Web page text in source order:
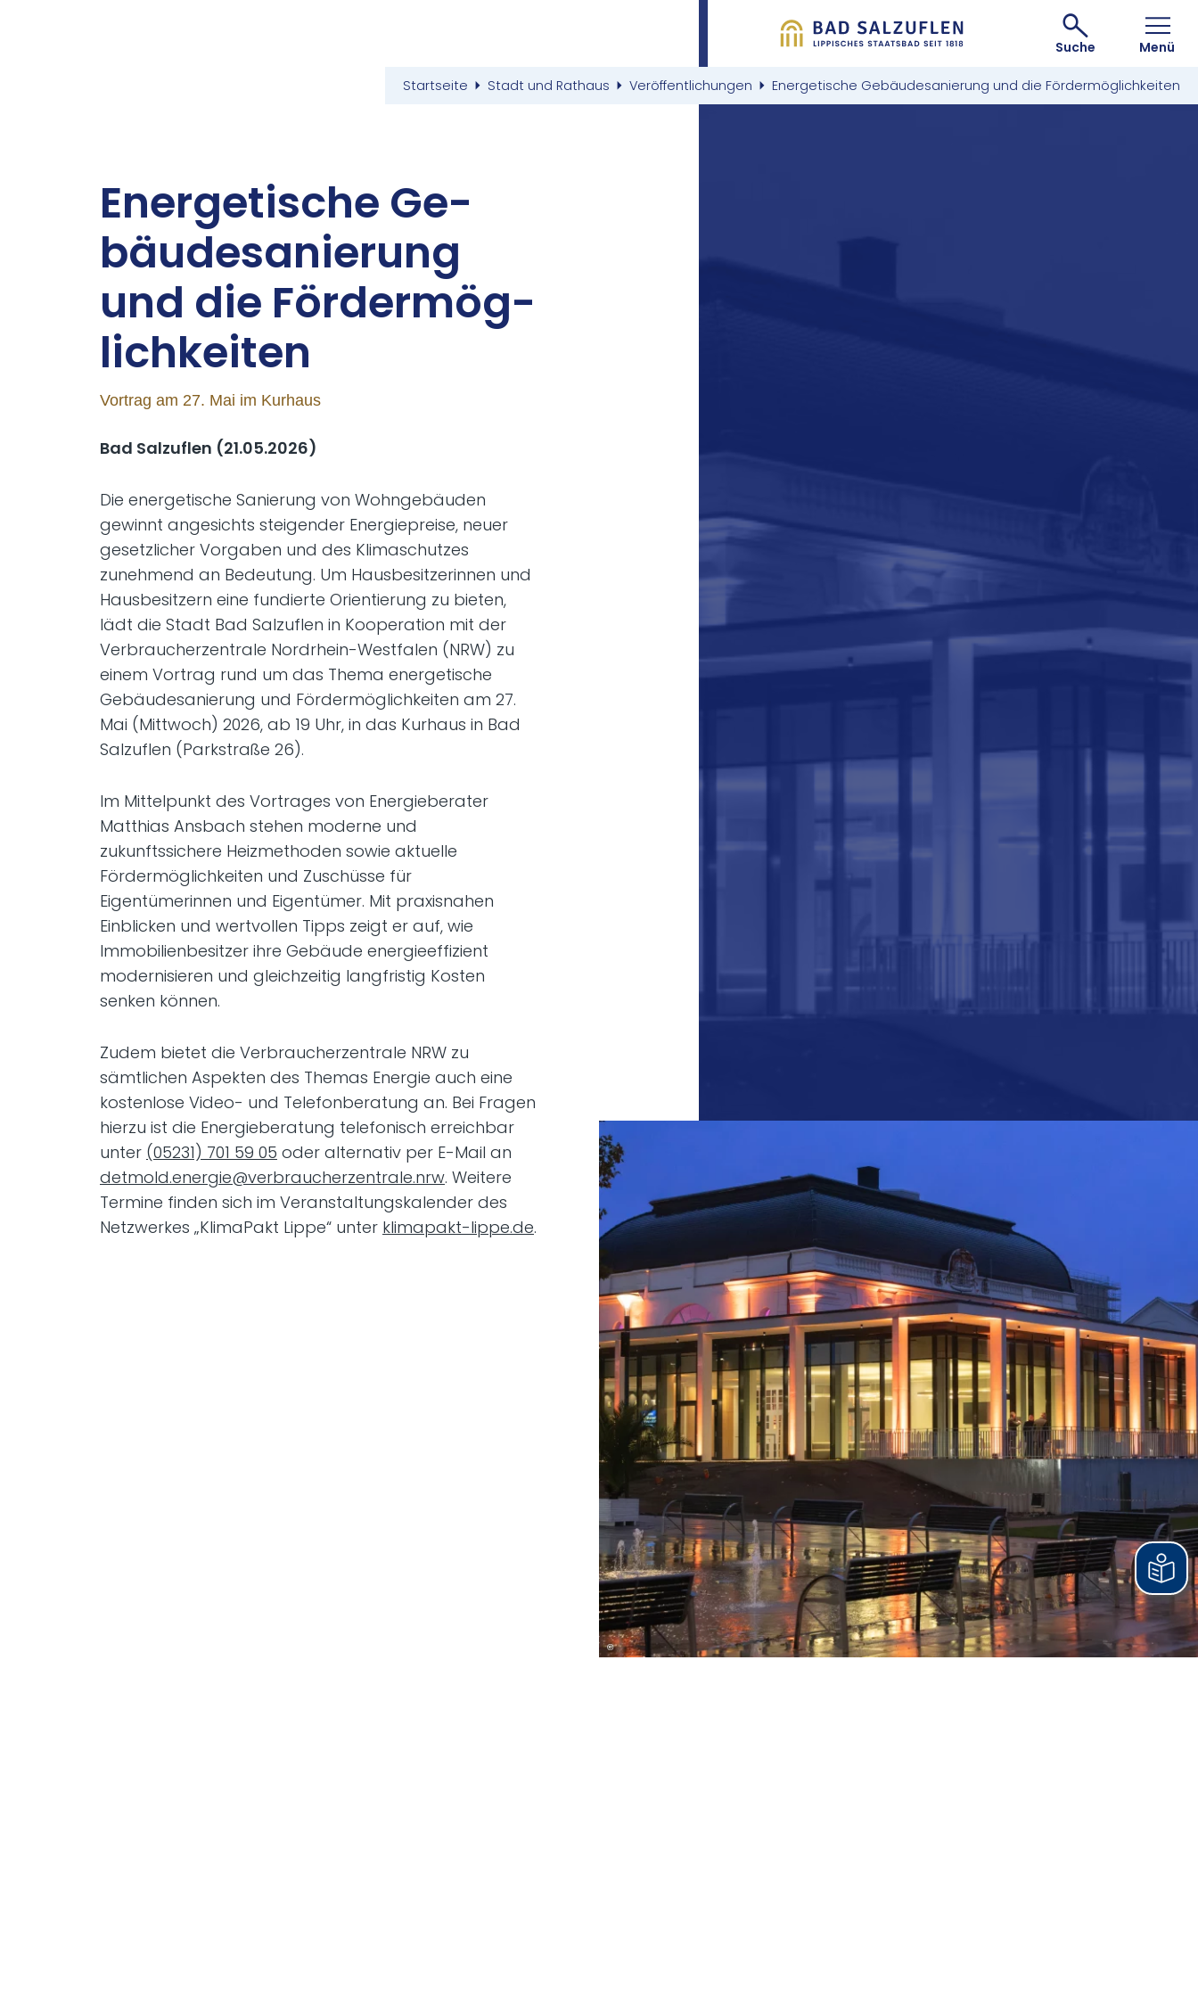
Suche Menü
Startseite Stadt und Rathaus Veröffentlichungen Energetische Gebäudesanierung und die Fördermöglichkeiten
©
En­er­ge­ti­sche Ge­
bäu­de­sa­nie­rung
und die För­der­mög­
lich­kei­ten
Vortrag am 27. Mai im Kurhaus
Bad Salzuflen (21.05.2026)
Die energetische Sanierung von Wohngebäuden
gewinnt angesichts steigender Energiepreise, neuer
gesetzlicher Vorgaben und des Klimaschutzes
zunehmend an Bedeutung. Um Hausbesitzerinnen und
Hausbesitzern eine fundierte Orientierung zu bieten,
lädt die Stadt Bad Salzuflen in Kooperation mit der
Verbraucherzentrale Nordrhein-Westfalen (NRW) zu
einem Vortrag rund um das Thema energetische
Gebäudesanierung und Fördermöglichkeiten am 27.
Mai (Mittwoch) 2026, ab 19 Uhr, in das Kurhaus in Bad
Salzuflen (Parkstraße 26).
Im Mittelpunkt des Vortrages von Energieberater
Matthias Ansbach stehen moderne und
zukunftssichere Heizmethoden sowie aktuelle
Fördermöglichkeiten und Zuschüsse für
Eigentümerinnen und Eigentümer. Mit praxisnahen
Einblicken und wertvollen Tipps zeigt er auf, wie
Immobilienbesitzer ihre Gebäude energieeffizient
modernisieren und gleichzeitig langfristig Kosten
senken können.
Zudem bietet die Verbraucherzentrale NRW zu
sämtlichen Aspekten des Themas Energie auch eine
kostenlose Video- und Telefonberatung an. Bei Fragen
hierzu ist die Energieberatung telefonisch erreichbar
unter (05231) 701 59 05 oder alternativ per E-Mail an
detmold.energie@verbraucherzentrale.nrw. Weitere
Termine finden sich im Veranstaltungskalender des
Netzwerkes „KlimaPakt Lippe“ unter klimapakt-lippe.de.